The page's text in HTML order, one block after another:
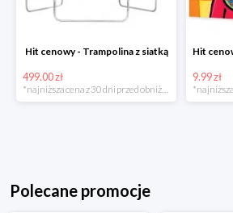
Hit cenowy - Trampolina z siatką
499.00 zł 9.99 zł
Polecane promocje